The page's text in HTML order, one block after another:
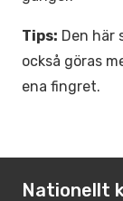
Tips: Den här
också göras
ena fingret.
Nationellt